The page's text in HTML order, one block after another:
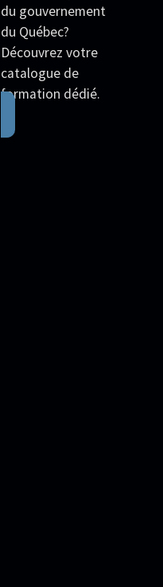
du gouvernement
du Québec?
Découvrez votre
catalogue de
formation dédié.